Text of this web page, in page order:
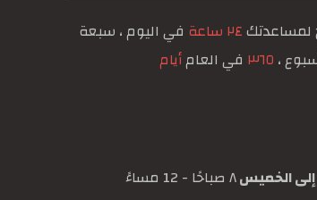
لمساعدتك٢٤ ساعة
في اليوم ، سبعة
، ٣٦٥ في العامأيام
الخميس٨ صباحًا - 12 مساءً